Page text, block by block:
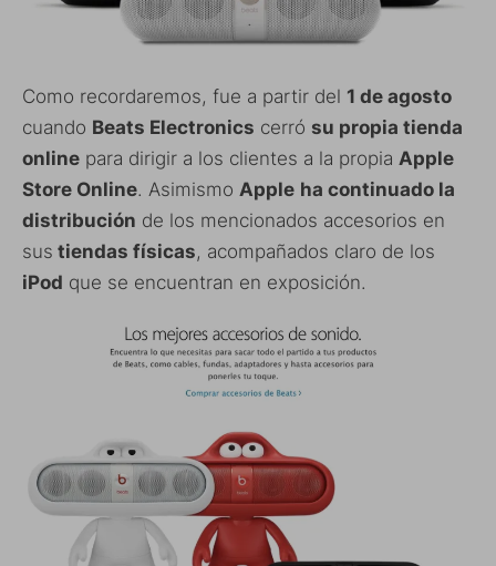
Como recordaremos, fue a partir del 1 de agosto
cuando Beats Electronics cerró su propia tienda
online para dirigir a los clientes a la propia Apple
Store Online. Asimismo Apple ha continuado la
distribución de los mencionados accesorios en
sus tiendas físicas, acompañados claro de los
iPod que se encuentran en exposición.